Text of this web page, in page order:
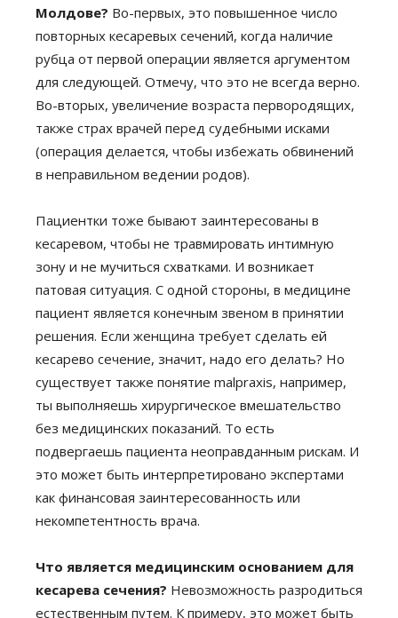
Молдове? Во-первых, это повышенное число
повторных кесаревых сечений, когда наличие
рубца от первой операции является аргументом
для следующей. Отмечу, что это не всегда верно.
Во-вторых, увеличение возраста первородящих,
также страх врачей перед судебными исками
(операция делается, чтобы избежать обвинений
в неправильном ведении родов).
Пациентки тоже бывают заинтересованы в
кесаревом, чтобы не травмировать интимную
зону и не мучиться схватками. И возникает
патовая ситуация. С одной стороны, в медицине
пациент является конечным звеном в принятии
решения. Если женщина требует сделать ей
кесарево сечение, значит, надо его делать? Но
существует также понятие malpraxis, например,
ты выполняешь хирургическое вмешательство
без медицинских показаний. То есть
подвергаешь пациента неоправданным рискам. И
это может быть интерпретировано экспертами
как финансовая заинтересованность или
некомпетентность врача.
Что является медицинским основанием для
кесарева сечения? Невозможность разродиться
естественным путем. К примеру, это может быть